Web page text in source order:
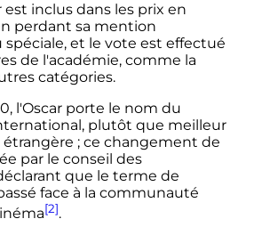
est inclus dans les prix en
perdant sa mention
et le vote est effectué
de l'académie, comme la
catégories.
l'Oscar porte le nom du
plutôt que meilleur
; ce changement de
par le conseil des
que le terme de
face à la communauté
[2].